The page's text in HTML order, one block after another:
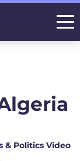
& Politics Video